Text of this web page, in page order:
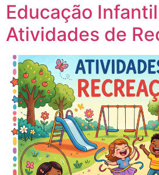
Educação
Atividades de